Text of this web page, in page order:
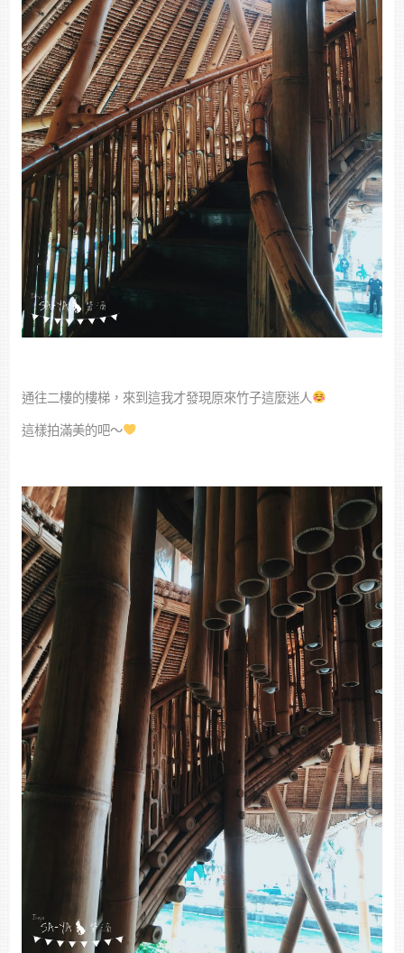
通往二樓的樓梯，來到這我才發現原來竹子這麼迷人
這樣拍滿美的吧～